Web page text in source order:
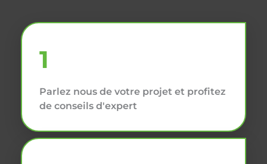
1
Parlez nous de votre projet et profitez
de conseils d'expert